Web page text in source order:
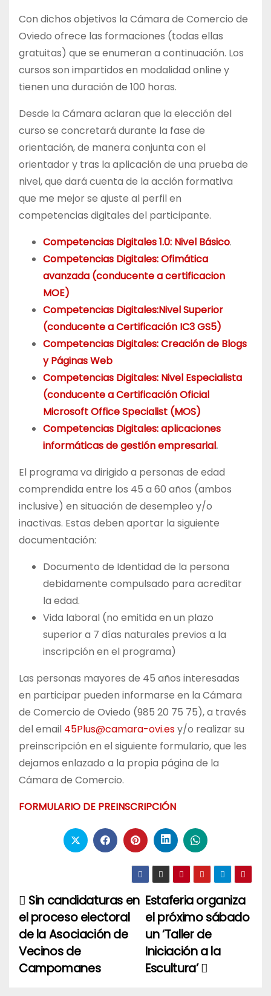
Con dichos objetivos la Cámara de Comercio de
Oviedo ofrece las formaciones (todas ellas
gratuitas) que se enumeran a continuación. Los
cursos son impartidos en modalidad online y
tienen una duración de 100 horas.
Desde la Cámara aclaran que la elección del
curso se concretará durante la fase de
orientación, de manera conjunta con el
orientador y tras la aplicación de una prueba de
nivel, que dará cuenta de la acción formativa
que me mejor se ajuste al perfil en
competencias digitales del participante.
Competencias Digitales 1.0: Nivel Básico.
Competencias Digitales: Ofimática
avanzada (conducente a certificacion
MOE)
Competencias Digitales:Nivel Superior
(conducente aCertificación IC3 GS5)
Competencias Digitales: Creación de Blogs
y Páginas Web
Competencias Digitales: Nivel Especialista
(conducente a Certificación Oficial
Microsoft Office Specialist (MOS)
Competencias Digitales: aplicaciones
informáticas de gestión empresarial.
El programa va dirigido a personas de edad
comprendida entre los 45 a 60 años (ambos
inclusive) en situación de desempleo y/o
inactivas. Estas deben aportar la siguiente
documentación:
Documento de Identidad de la persona
debidamente compulsado para acreditar
la edad.
Vida laboral (no emitida en un plazo
superior a 7 días naturales previos a la
inscripción en el programa)
Las personas mayores de 45 años interesadas
en participar pueden informarse en la Cámara
de Comercio de Oviedo (985 20 75 75), a través
del email 45Plus@camara-ovi.esy/o realizar su
preinscripción en el siguiente formulario, que les
dejamos enlazado a la propia página de la
Cámara de Comercio.
FORMULARIO DE PREINSCRIPCIÓN
Navegación
de
entradas
Estaferia organiza
el próximo sábado
un ‘Taller de
Iniciación a la
Escultura’
Sin candidaturas en
el proceso electoral
de la Asociación de
Vecinos de
Campomanes